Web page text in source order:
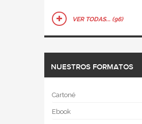
VER TODAS... (96)
NUESTROS FORMATOS
Cartoné
Ebook